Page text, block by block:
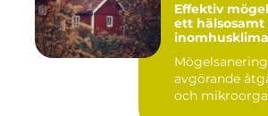
Effektiv
ett
avgörande
och